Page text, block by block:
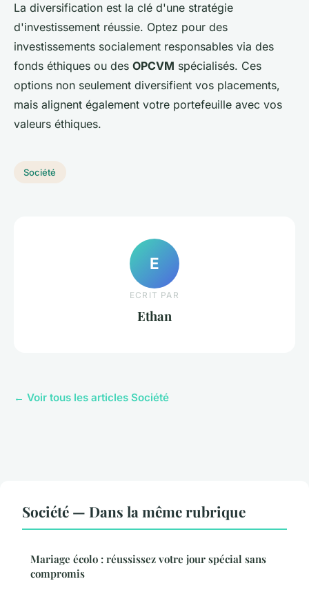
La diversification est la clé d'une stratégie
d'investissement réussie. Optez pour des
investissements socialement responsables via des
fonds éthiques ou des OPCVM spécialisés. Ces
options non seulement diversifient vos placements,
mais alignent également votre portefeuille avec vos
valeurs éthiques.
Société
E
ECRIT PAR
Ethan
← Voir tous les articles Société
Société — Dans la même rubrique
Mariage écolo : réussissez votre jour spécial sans
compromis